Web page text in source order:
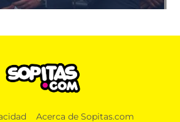
caninos que sirvieron por siete
Acerca de Sopitas.com